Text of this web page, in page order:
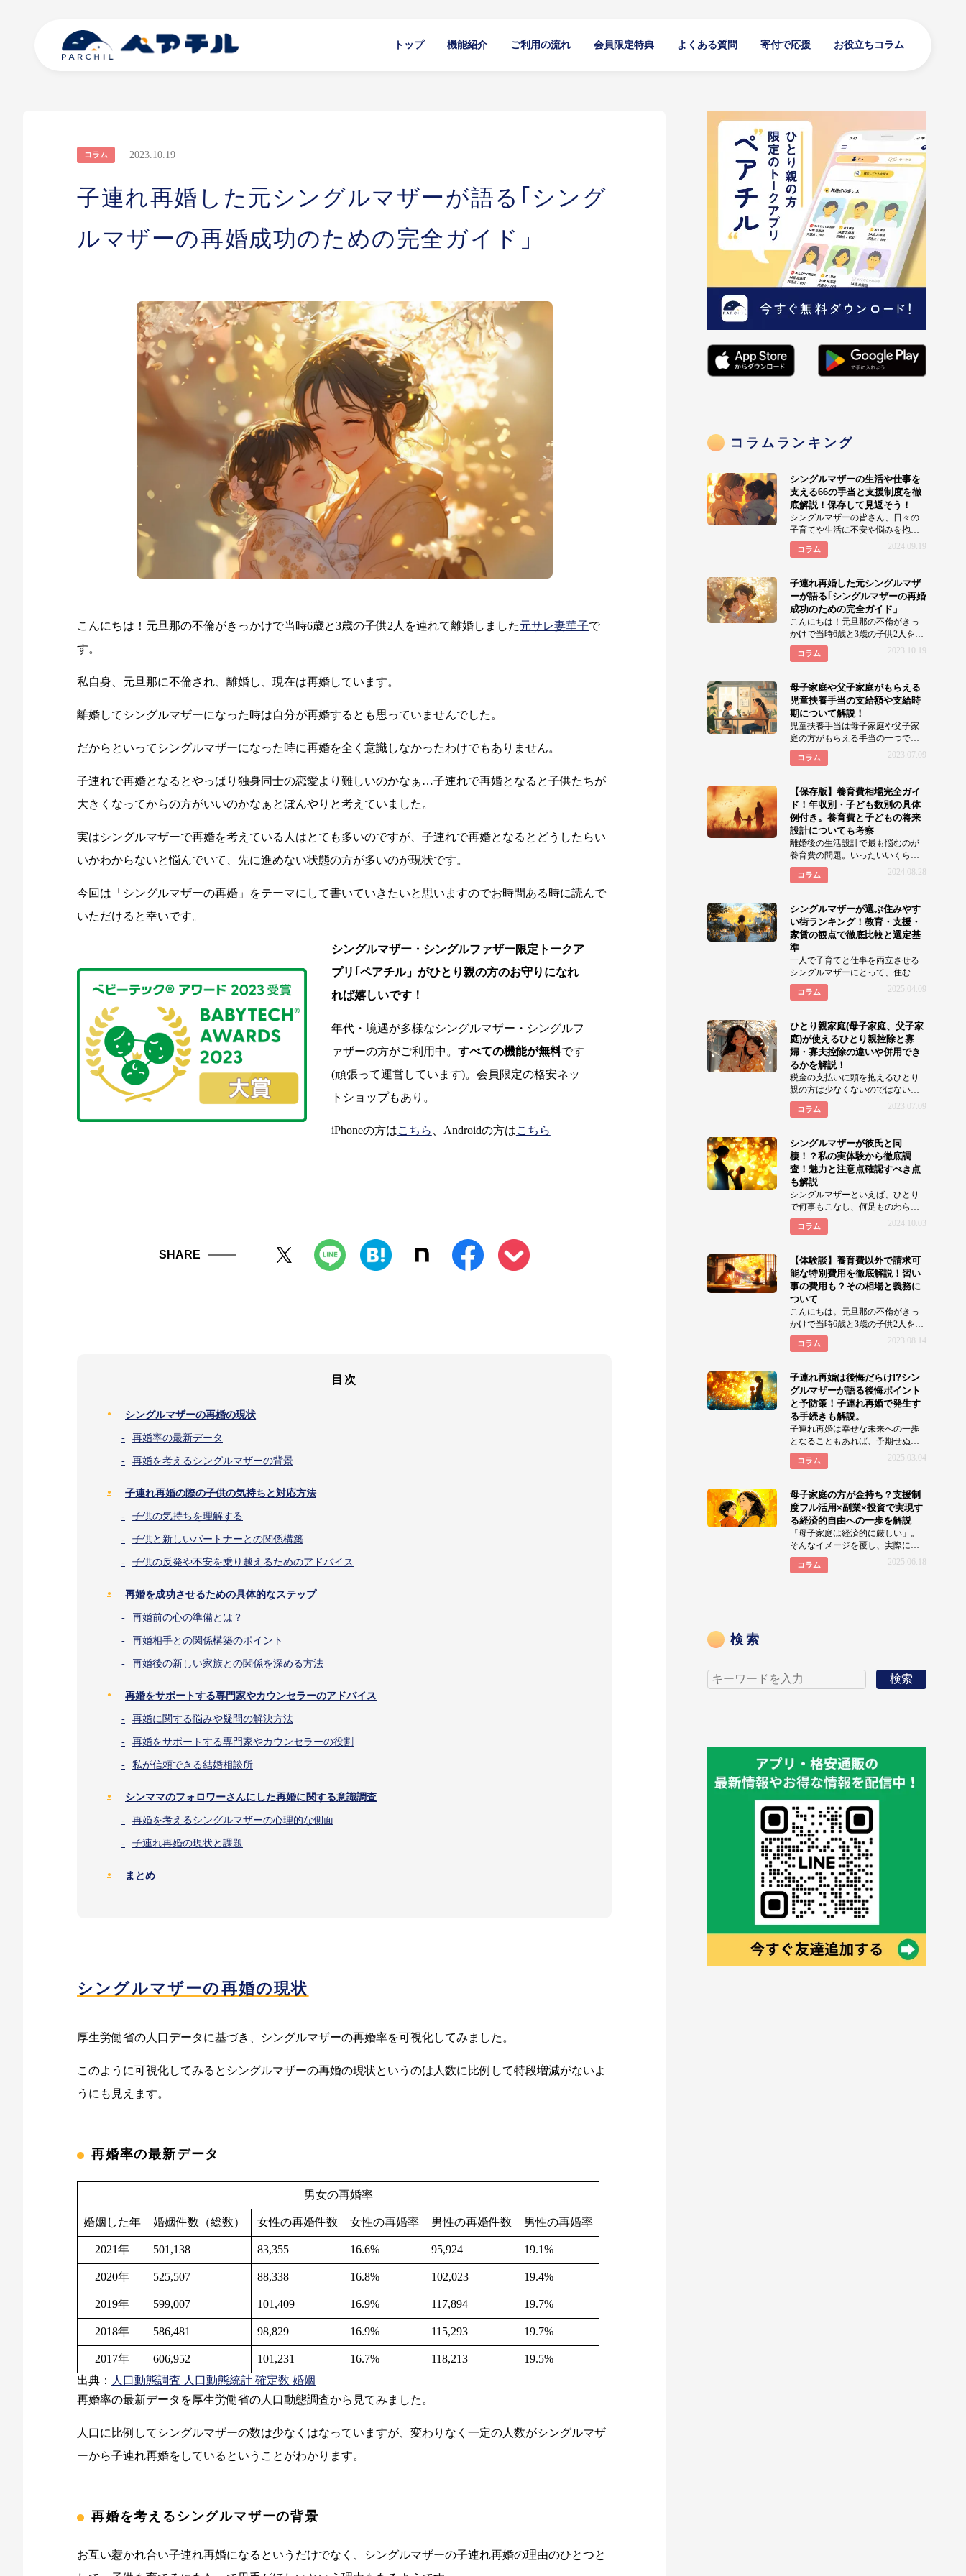
トップ 機能紹介 ご利用の流れ 会員限定特典 よくある質問 寄付で応援 お役立ちコラム
コラム 2023.10.19
子連れ再婚した元シングルマザーが語る｢シング
ルマザーの再婚成功のための完全ガイド」
こんにちは！元旦那の不倫がきっかけで当時6歳と3歳の子供2人を連れて離婚しました元サレ妻華子で
す。
私自身、元旦那に不倫され、離婚し、現在は再婚しています。
離婚してシングルマザーになった時は自分が再婚するとも思っていませんでした。
だからといってシングルマザーになった時に再婚を全く意識しなかったわけでもありません。
子連れで再婚となるとやっぱり独身同士の恋愛より難しいのかなぁ…子連れで再婚となると子供たちが
大きくなってからの方がいいのかなぁとぼんやりと考えていました。
実はシングルマザーで再婚を考えている人はとても多いのですが、子連れで再婚となるとどうしたらい
いかわからないと悩んでいて、先に進めない状態の方が多いのが現状です。
今回は「シングルマザーの再婚」をテーマにして書いていきたいと思いますのでお時間ある時に読んで
いただけると幸いです。
シングルマザー・シングルファザー限定トークア
プリ｢ペアチル」がひとり親の方のお守りになれ
れば嬉しいです！
年代・境遇が多様なシングルマザー・シングルフ
ァザーの方がご利用中。 すべての機能が無料です
(頑張って運営しています)。会員限定の格安ネッ
トショップもあり。
iPhoneの方はこちら 、Androidの方はこちら
SHARE
目次
シングルマザーの再婚の現状
再婚率の最新データ
再婚を考えるシングルマザーの背景
子連れ再婚の際の子供の気持ちと対応方法
子供の気持ちを理解する
子供と新しいパートナーとの関係構築
子供の反発や不安を乗り越えるためのアドバイス
再婚を成功させるための具体的なステップ
再婚前の心の準備とは？
再婚相手との関係構築のポイント
再婚後の新しい家族との関係を深める方法
再婚をサポートする専門家やカウンセラーのアドバイス
再婚に関する悩みや疑問の解決方法
再婚をサポートする専門家やカウンセラーの役割
私が信頼できる結婚相談所
シンママのフォロワーさんにした再婚に関する意識調査
再婚を考えるシングルマザーの心理的な側面
子連れ再婚の現状と課題
まとめ
シングルマザーの再婚の現状
厚生労働省の人口データに基づき、シングルマザーの再婚率を可視化してみました。
このように可視化してみるとシングルマザーの再婚の現状というのは人数に比例して特段増減がないよ
うにも見えます。
再婚率の最新データ
男女の再婚率
婚姻した年 婚姻件数（総数） 女性の再婚件数 女性の再婚率 男性の再婚件数 男性の再婚率
2021年 501,138 83,355 16.6% 95,924 19.1%
2020年 525,507 88,338 16.8% 102,023 19.4%
2019年 599,007 101,409 16.9% 117,894 19.7%
2018年 586,481 98,829 16.9% 115,293 19.7%
2017年 606,952 101,231 16.7% 118,213
19.5%
出典： 人口動態調査 人口動態統計 確定数 婚姻
再婚率の最新データを厚生労働省の人口動態調査から見てみました。
人口に比例してシングルマザーの数は少なくはなっていますが、変わりなく一定の人数がシングルマザ
ーから子連れ再婚をしているということがわかります。
再婚を考えるシングルマザーの背景
お互い惹かれ合い子連れ再婚になるというだけでなく、シングルマザーの子連れ再婚の理由のひとつと
コラムランキング
シングルマザーの生活や仕事を
支える66の手当と支援制度を徹
底解説！保存して見返そう！
シングルマザーの皆さん、日々の
子育てや生活に不安や悩みを抱え
ていませんか？実はシングルマザ
ーの生活を支える支援制度
コラム 2024.09.19
子連れ再婚した元シングルマザ
ーが語る｢シングルマザーの再婚
成功のための完全ガイド」
こんにちは！元旦那の不倫がきっ
かけで当時6歳と3歳の子供2人を連
れて離婚しました元サレ妻華子で
す。 私自身、元旦
コラム 2023.10.19
母子家庭や父子家庭がもらえる
児童扶養手当の支給額や支給時
期について解説！
児童扶養手当は母子家庭や父子家
庭の方がもらえる手当の一つで
す。 よく｢父子家庭は児童扶養手当
はもらえ
コラム 2023.07.09
【保存版】養育費相場完全ガイ
ド！年収別・子ども数別の具体
例付き。養育費と子どもの将来
設計についても考察
離婚後の生活設計で最も悩むのが
養育費の問題。いったいいくら必
要なの？適正額はどう決める？ 本
記事では、202
コラム 2024.08.28
シングルマザーが選ぶ住みやす
い街ランキング！教育・支援・
家賃の観点で徹底比較と選定基
準
一人で子育てと仕事を両立させる
シングルマザーにとって、住む街
選びは重要です。経済的な不安を
抱えながらも、子どもの成
コラム 2025.04.09
ひとり親家庭(母子家庭、父子家
庭)が使えるひとり親控除と寡
婦・寡夫控除の違いや併用でき
るかを解説！
税金の支払いに頭を抱えるひとり
親の方は少なくないのではないで
しょうか。 本記事では、ひとり親
家庭(母
コラム 2023.07.09
シングルマザーが彼氏と同
棲！？私の実体験から徹底調
査！魅力と注意点確認すべき点
も解説
シングルマザーといえば、ひとり
で何事もこなし、何足ものわらじ
を履いているイメージが強いです
よね。しかしシングルマザーだ
コラム 2024.10.03
【体験談】養育費以外で請求可
能な特別費用を徹底解説！習い
事の費用も？その相場と義務に
ついて
こんにちは。元旦那の不倫がきっ
かけで当時6歳と3歳の子供2人を連
れて離婚しました元サレ妻華子で
す。 離婚
コラム 2023.08.14
子連れ再婚は後悔だらけ!?シン
グルマザーが語る後悔ポイント
と予防策！子連れ再婚で発生す
る手続きも解説。
子連れ再婚は幸せな未来への一歩
となることもあれば、予期せぬ困
難や後悔に繋がるケースもありま
す。「本当にこの選択でよかっ
コラム 2025.03.04
母子家庭の方が金持ち？支援制
度フル活用×副業×投資で実現す
る経済的自由への一歩を解説
「母子家庭は経済的に厳しい」。
そんなイメージを覆し、実際に経
済的な豊かさを実現している家庭
も少なくありません。
コラム 2025.06.18
検索
検索